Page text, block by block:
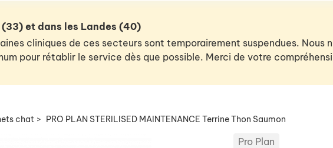
et dans les Landes (40)
cliniques de ces secteurs sont temporairement suspendues. Nous
pour rétablir le service dès que possible. Merci de votre
chat > PRO PLAN STERILISED MAINTENANCE Terrine Thon Saumon
Pro Plan